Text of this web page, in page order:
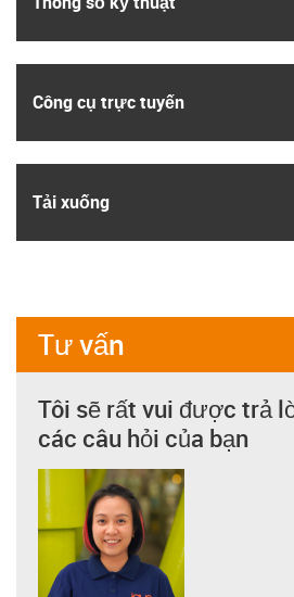
Công cụ trực tuyến
Tải xuống
Tư vấn
Tôi sẽ rất vui được trả
các câu hỏi của bạn